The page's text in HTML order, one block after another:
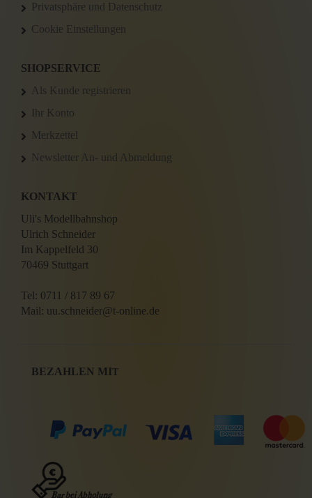
Privatsphäre und Datenschutz
Cookie Einstellungen
SHOPSERVICE
Als Kunde registrieren
Ihr Konto
Merkzettel
Newsletter An- und Abmeldung
KONTAKT
Uli's Modellbahnshop
Ulrich Schneider
Im Kappelfeld 30
70469 Stuttgart
Tel: 0711 / 817 89 67
Mail: uu.schneider@t-online.de
BEZAHLEN MIT